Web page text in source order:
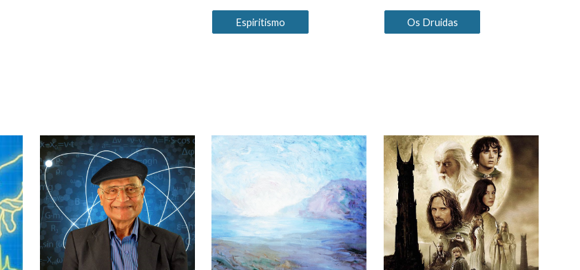
Espiritismo Os Druidas